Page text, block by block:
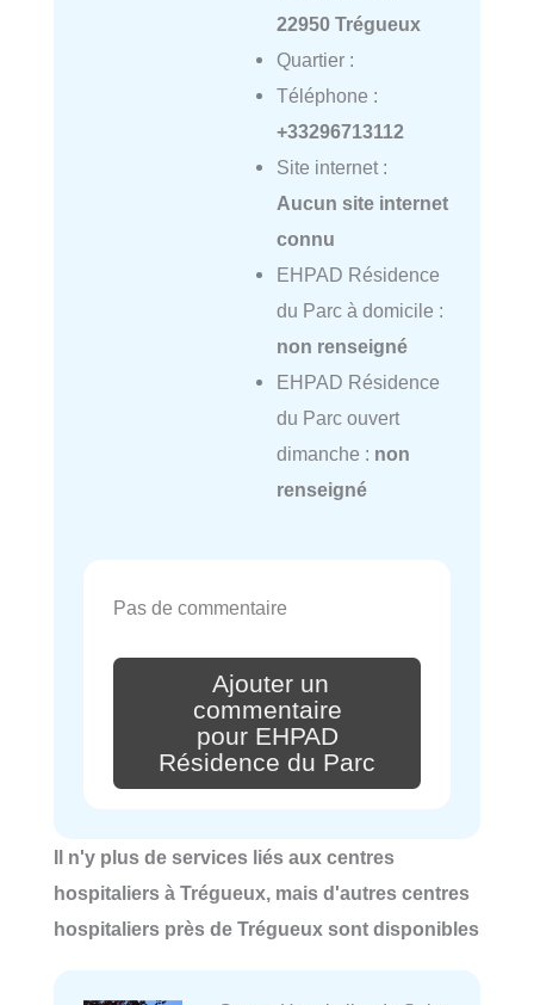
22950 Trégueux
Quartier :
Téléphone :
+33296713112
Site internet :
Aucun site internet
connu
EHPAD Résidence
du Parc à domicile :
non renseigné
EHPAD Résidence
du Parc ouvert
dimanche : non
renseigné
Pas de commentaire
Ajouter un
commentaire
pour EHPAD
Résidence du Parc
Il n'y plus de services liés aux centres
hospitaliers à Trégueux, mais d'autres centres
hospitaliers près de Trégueux sont disponibles